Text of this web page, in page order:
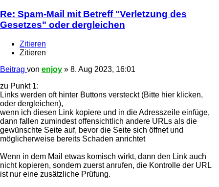
Re: Spam-Mail mit Betreff "Verletzung des
Gesetzes" oder dergleichen
Zitieren
Zitieren
Beitrag von enjoy » 8. Aug 2023, 16:01
zu Punkt 1:
Links werden oft hinter Buttons versteckt (Bitte hier klicken,
oder dergleichen),
wenn ich diesen Link kopiere und in die Adresszeile einfüge,
dann fallen zumindest offensichtlich andere URLs als die
gewünschte Seite auf, bevor die Seite sich öffnet und
möglicherweise bereits Schaden anrichtet
Wenn in dem Mail etwas komisch wirkt, dann den Link auch
nicht kopieren, sondern zuerst anrufen, die Kontrolle der URL
ist nur eine zusätzliche Prüfung.